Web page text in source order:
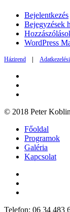
Bejelentkezés
Bejegyzések
WordPress
Házirend |
© 2018 Peter
Főoldal
Programok
Galéria
Kapcsolat
Telefon: 06 34 483